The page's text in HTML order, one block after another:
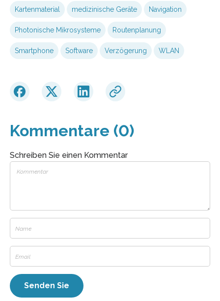
Kartenmaterial medizinische Geräte Navigation
Photonische Mikrosysteme Routenplanung
Smartphone Software Verzögerung WLAN
Kommentare (0)
Schreiben Sie einen Kommentar